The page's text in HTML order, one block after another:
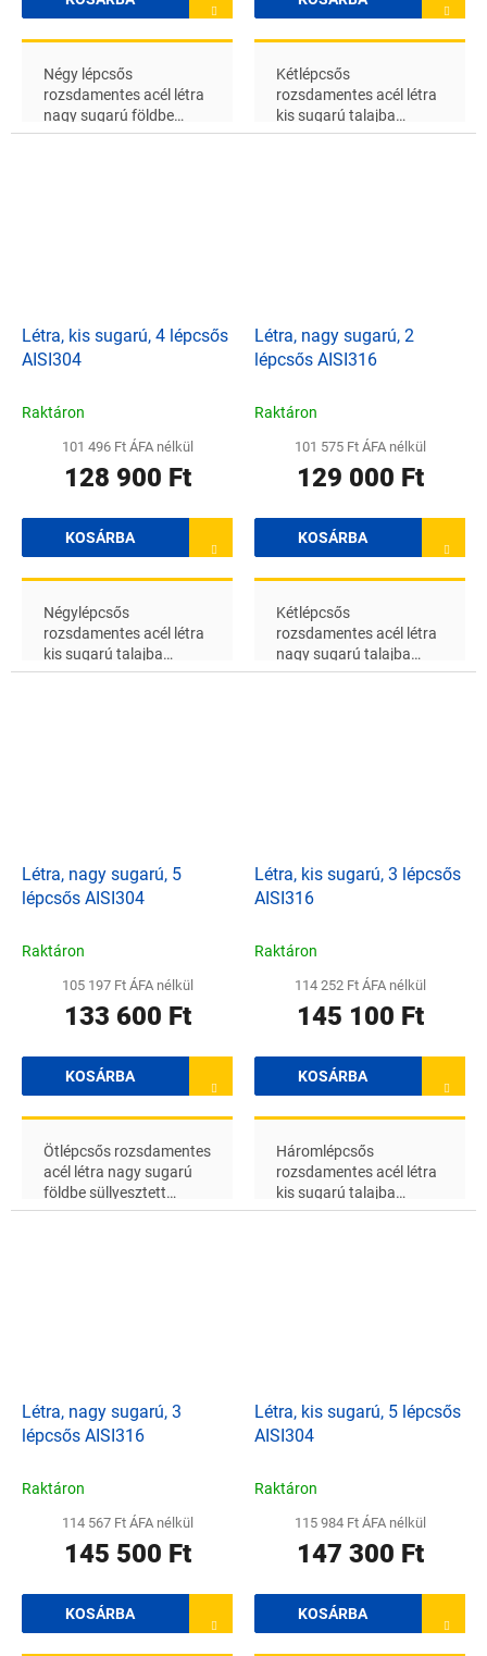
Négy lépcsős
rozsdamentes acél létra
nagy sugarú földbe
süllyesztett
Kétlépcsős
rozsdamentes acél létra
kis sugarú talajba
süllyesztett
Létra, kis sugarú, 4 lépcsős
AISI304
Raktáron
101 496 Ft ÁFA nélkül
128 900 Ft
KOSÁRBA
Négylépcsős
rozsdamentes acél létra
kis sugarú talajba
süllyesztett
Létra, nagy sugarú, 2
lépcsős AISI316
Raktáron
101 575 Ft ÁFA nélkül
129 000 Ft
KOSÁRBA
Kétlépcsős
rozsdamentes acél létra
nagy sugarú talajba
süllyesztett
Létra, nagy sugarú, 5
lépcsős AISI304
Raktáron
105 197 Ft ÁFA nélkül
133 600 Ft
KOSÁRBA
Ötlépcsős rozsdamentes
acél létra nagy sugarú
földbe süllyesztett
medencékhez, alkalmas
Létra, kis sugarú, 3 lépcsős
AISI316
Raktáron
114 252 Ft ÁFA nélkül
145 100 Ft
KOSÁRBA
Háromlépcsős
rozsdamentes acél létra
kis sugarú talajba
süllyesztett
Létra, nagy sugarú, 3
lépcsős AISI316
Raktáron
114 567 Ft ÁFA nélkül
145 500 Ft
KOSÁRBA
Létra, kis sugarú, 5 lépcsős
AISI304
Raktáron
115 984 Ft ÁFA nélkül
147 300 Ft
KOSÁRBA